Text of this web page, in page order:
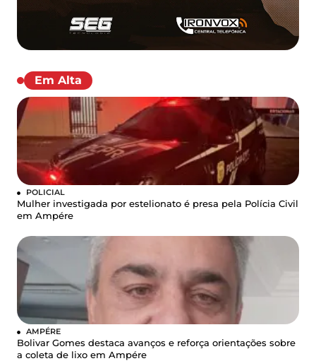
Em Alta
POLICIAL
Mulher investigada por estelionato é presa pela Polícia Civil
em Ampére
AMPÉRE
Bolivar Gomes destaca avanços e reforça orientações sobre
a coleta de lixo em Ampére